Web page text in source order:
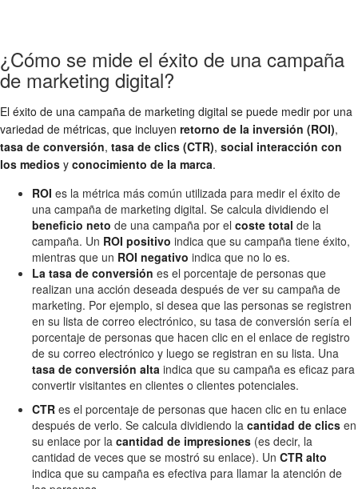
¿Cómo se mide el éxito de una campaña
de marketing digital?
El éxito de una campaña de marketing digital se puede medir por una
variedad de métricas, que incluyen retorno de la inversión (ROI),
tasa de conversión, tasa de clics (CTR), social interacción con
los medios y conocimiento de la marca.
ROI es la métrica más común utilizada para medir el éxito de
una campaña de marketing digital. Se calcula dividiendo el
beneficio neto de una campaña por el coste total de la
campaña. Un ROI positivo indica que su campaña tiene éxito,
mientras que un ROI negativo indica que no lo es.
La tasa de conversión es el porcentaje de personas que
realizan una acción deseada después de ver su campaña de
marketing. Por ejemplo, si desea que las personas se registren
en su lista de correo electrónico, su tasa de conversión sería el
porcentaje de personas que hacen clic en el enlace de registro
de su correo electrónico y luego se registran en su lista. Una
tasa de conversión alta indica que su campaña es eficaz para
convertir visitantes en clientes o clientes potenciales.
CTR es el porcentaje de personas que hacen clic en tu enlace
después de verlo. Se calcula dividiendo la cantidad de clics en
su enlace por la cantidad de impresiones (es decir, la
cantidad de veces que se mostró su enlace). Un CTR alto
indica que su campaña es efectiva para llamar la atención de